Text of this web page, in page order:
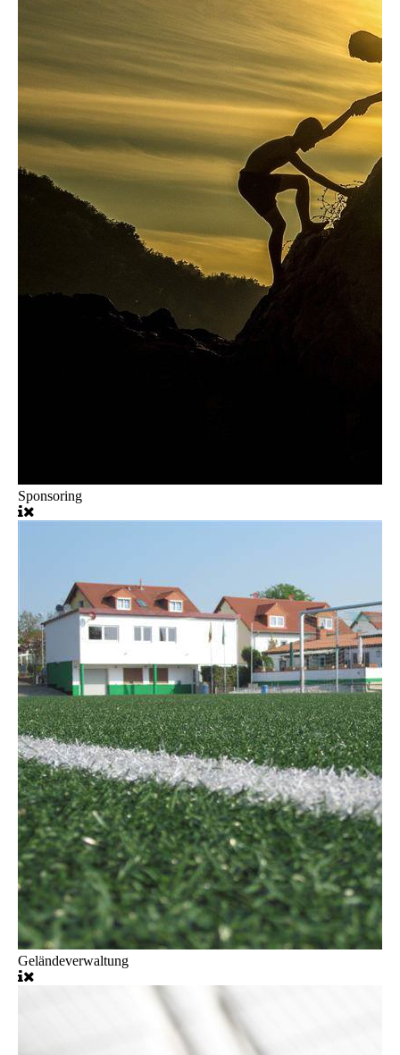
Sponsoring
Geländeverwaltung